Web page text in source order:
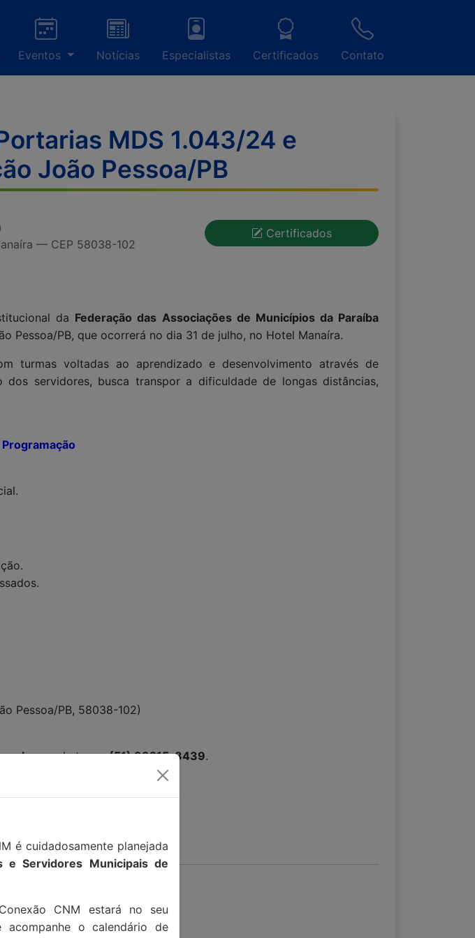
Eventos Notícias Especialistas Certificados Contato
MDS 1.043/24 e
João Pessoa/PB
— CEP 58038-102
Certificados
da Federação das Associações de Municípios da Paraíba
Pessoa/PB, que ocorrerá no dia 31 de julho, no Hotel Manaíra.
turmas voltadas ao aprendizado e desenvolvimento através de
servidores, busca transpor a dificuldade de longas distâncias,
Pessoa/PB, 58038-102)
ou whatsapp(51) 99215-3439.
é cuidadosamente planejada
e Servidores Municipais de
CNM estará no seu
acompanhe o calendário de